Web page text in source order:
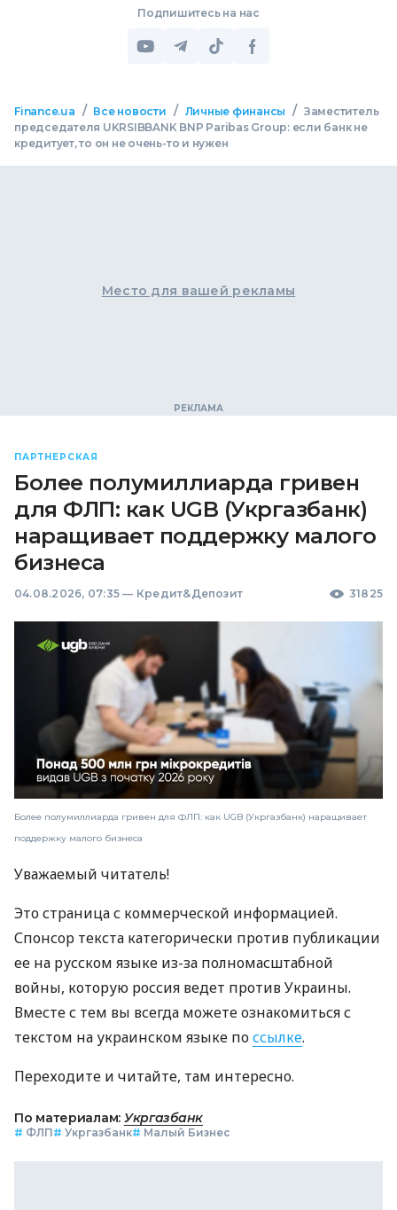
Подпишитесь на нас
Finance.ua / Все новости / Личные финансы / Заместитель
председателя UKRSIBBANK BNP Paribas Group: если банк не
кредитует, то он не очень-то и нужен
Место для вашей рекламы
ПАРТНЕРСКАЯ
Более полумиллиарда гривен
для ФЛП: как UGB (Укргазбанк)
наращивает поддержку малого
бизнеса
04.08.2026, 07:35 — Кредит&Депозит 31825
Более полумиллиарда гривен для ФЛП: как UGB (Укргазбанк) наращивает
поддержку малого бизнеса
Уважаемый читатель!
Это страница с коммерческой информацией.
Спонсор текста категорически против публикации
ее на русском языке из-за полномасштабной
войны, которую россия ведет против Украины.
Вместе с тем вы всегда можете ознакомиться с
текстом на украинском языке поссылке.
Переходите и читайте, там интересно.
По материалам: Укргазбанк
# ФЛП# Укргазбанк# Малый Бизнес